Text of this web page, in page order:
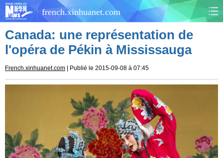
french.xinhuanet.com
CHINE MONDE
CULTURE SOCIÉTÉ
SPORTS
SCI&TECH PLANÈTE
Canada: une représentation de
l'opéra de Pékin à Mississauga
French.xinhuanet.com | Publié le 2015-09-08 à 07:45